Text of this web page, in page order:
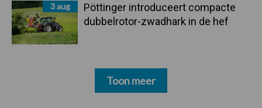
3 aug
Pöttinger introduceert compacte
dubbelrotor-zwadhark in de hef
Toon meer